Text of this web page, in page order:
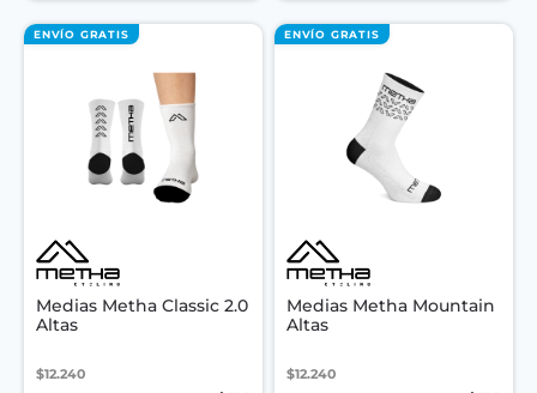
ENVÍO GRATIS
Medias Metha Classic 2.0
Altas
$12.240
ENVÍO GRATIS
Medias Metha Mountain
Altas
$12.240